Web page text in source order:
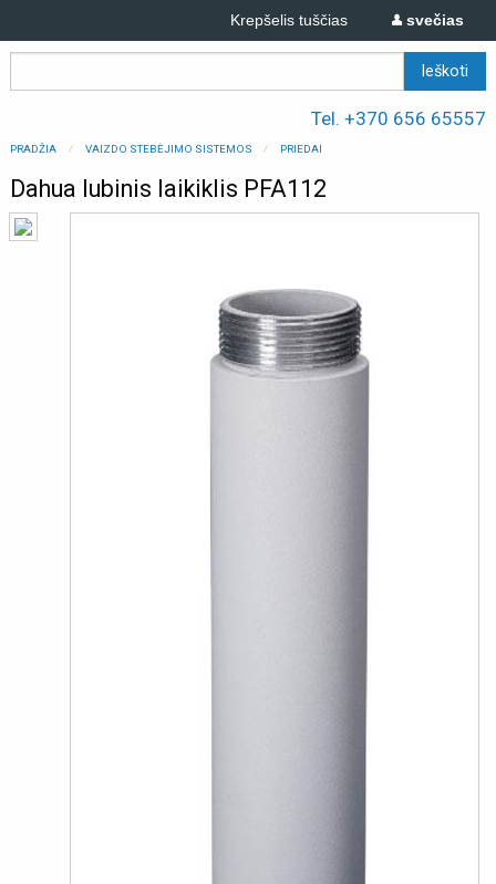
svečias
Krepšelis tuščias
Tel. +370 656 65557
PRADŽIA VAIZDO STEBĖJIMO SISTEMOS PRIEDAI
Dahua lubinis laikiklis PFA112